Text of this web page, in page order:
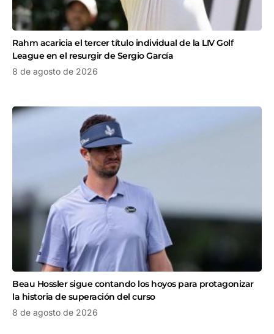
Rahm acaricia el tercer título individual de la LIV Golf
League en el resurgir de Sergio García
8 de agosto de 2026
Beau Hossler sigue contando los hoyos para protagonizar
la historia de superación del curso
8 de agosto de 2026